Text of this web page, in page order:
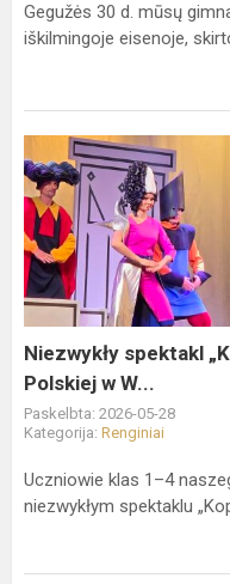
Gegužės 30 d. mūsų
iškilmingoje eisenoje,
Niezwykły
spektakl
„Kopciuszek”
w
Domu
Kultury
Polskiej
w
W...
Niezwykły spektakl
Polskiej w W...
Paskelbta: 2026-05-28
Kategorija: Renginiai
Uczniowie klas 1–4
niezwykłym spektaklu